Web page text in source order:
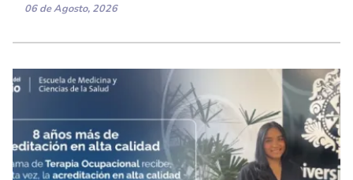
06 de Agosto, 2026